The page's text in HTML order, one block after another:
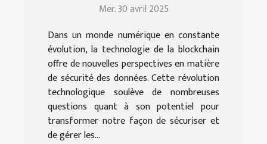
technologies émergentes
Mer. 30 avril 2025
Dans un monde numérique en constante
évolution, la technologie de la blockchain
offre de nouvelles perspectives en matière
de sécurité des données. Cette révolution
technologique soulève de nombreuses
questions quant à son potentiel pour
transformer notre façon de sécuriser et
de gérer les...